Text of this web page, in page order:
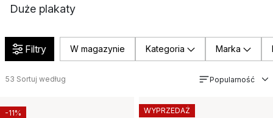
Duże plakaty
Filtry W magazynie Kategoria Marka
53 Sortuj według Popularność
-11%
WYPRZEDAŻ